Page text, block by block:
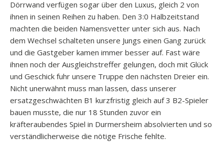
Dörrwand verfügen sogar über den Luxus, gleich 2 von
ihnen in seinen Reihen zu haben. Den 3:0 Halbzeitstand
machten die beiden Namensvetter unter sich aus. Nach
dem Wechsel schalteten unsere Jungs einen Gang zurück
und die Gastgeber kamen immer besser auf. Fast wäre
ihnen noch der Ausgleichstreffer gelungen, doch mit Glück
und Geschick fuhr unsere Truppe den nächsten Dreier ein.
Nicht unerwähnt muss man lassen, dass unserer
ersatzgeschwächten B1 kurzfristig gleich auf 3 B2-Spieler
bauen musste, die nur 18 Stunden zuvor ein
kräfteraubendes Spiel in Durmersheim absolvierten und so
verständlicherweise die nötige Frische fehlte.